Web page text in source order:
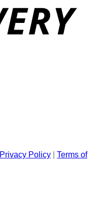
Privacy Policy
Terms of